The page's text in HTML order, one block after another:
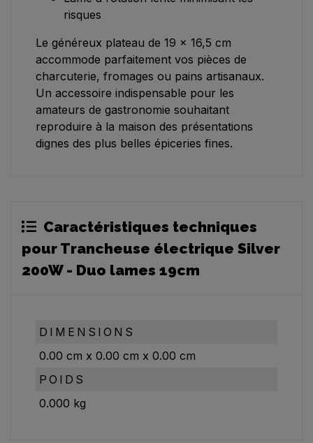
risques
Le généreux plateau de 19 x 16,5 cm
accommode parfaitement vos pièces de
charcuterie, fromages ou pains artisanaux.
Un accessoire indispensable pour les
amateurs de gastronomie souhaitant
reproduire à la maison des présentations
dignes des plus belles épiceries fines.
Caractéristiques techniques
pour Trancheuse électrique Silver
200W - Duo lames 19cm
DIMENSIONS
0.00 cm x 0.00 cm x 0.00 cm
POIDS
0.000 kg